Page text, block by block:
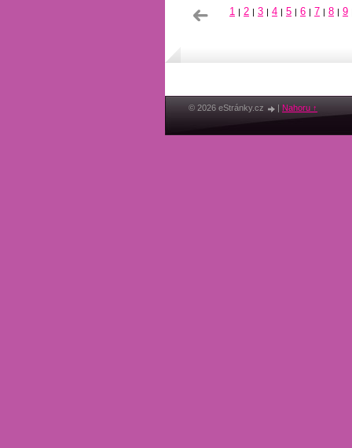
1 | 2 | 3 | 4 | 5 | 6 | 7 | 8 | 9
© 2026 eStránky.cz | Nahoru ↑